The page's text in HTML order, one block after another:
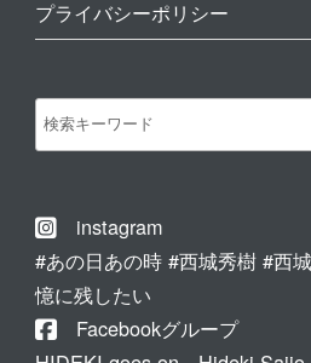
プライバシーポリシー
検
索
instagram
#あの日あの時 #西城秀樹 #西
憶に残したい
Facebookグループ